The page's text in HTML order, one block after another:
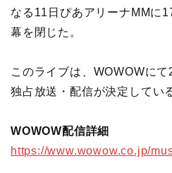
なる11日ぴあアリーナMMに
幕を閉じた。
このライブは、WOWOWに
独占放送・配信が決定してい
WOWOW配信詳細
https://www.wowow.co.jp/